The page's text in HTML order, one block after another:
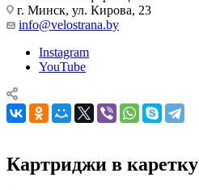
г. Минск, ул. Кирова, 23
info@velostrana.by
Instagram
YouTube
Картриджи в каретку